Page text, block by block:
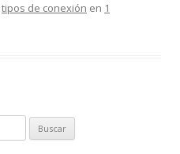
tipos de conexión en 1